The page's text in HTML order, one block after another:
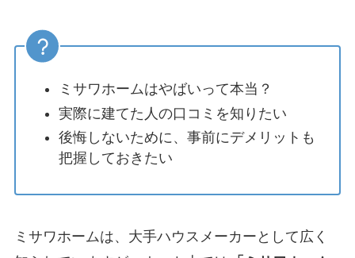
ミサワホームはやばいって本当？
実際に建てた人の口コミを知りたい
後悔しないために、事前にデメリットも
把握しておきたい
ミサワホームは、大手ハウスメーカーとして広く